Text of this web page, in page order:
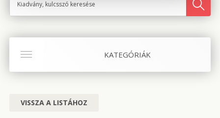
KATEGÓRIÁK
VISSZA A LISTÁHOZ